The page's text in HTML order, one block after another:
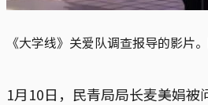
《大学线》关爱队调查报导的影片
1月10日，民青局局长麦美娟被